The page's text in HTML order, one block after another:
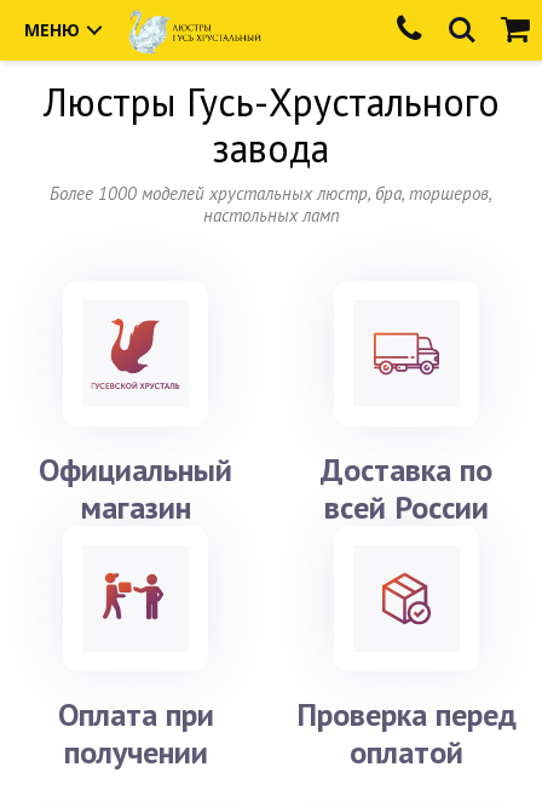
МЕНЮ
Люстры Гусь-Хрустального
завода
Более 1000 моделей хрустальных люстр, бра, торшеров,
настольных ламп
Официальный
магазин
Доставка по
всей России
Оплата при
получении
Проверка перед
оплатой